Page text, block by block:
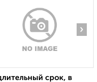
›
срок, в